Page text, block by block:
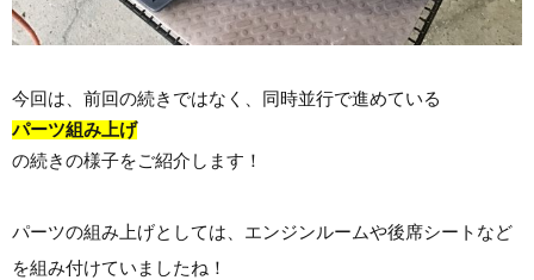
今回は、前回の続きではなく、同時並行で進めている
パーツ組み上げ
の続きの様子をご紹介します！
パーツの組み上げとしては、エンジンルームや後席シートなど
を組み付けていましたね！